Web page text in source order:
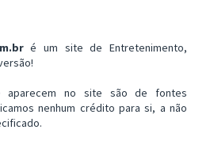
é um site de Entretenimento,
aparecem no site são de fontes
nenhum crédito para si, a não